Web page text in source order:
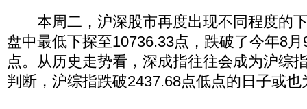
本周二，沪深股市再度出现不同程度的
盘中最低下探至10736.33点，跌破了今年8
点。从历史走势看，深成指往往会成为沪综
判断，沪综指跌破2437.68点低点的日子或也